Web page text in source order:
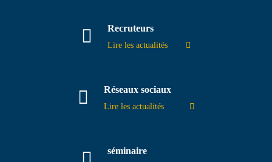
Recruteurs
Lire les actualités
Réseaux sociaux
Lire les actualités
séminaire